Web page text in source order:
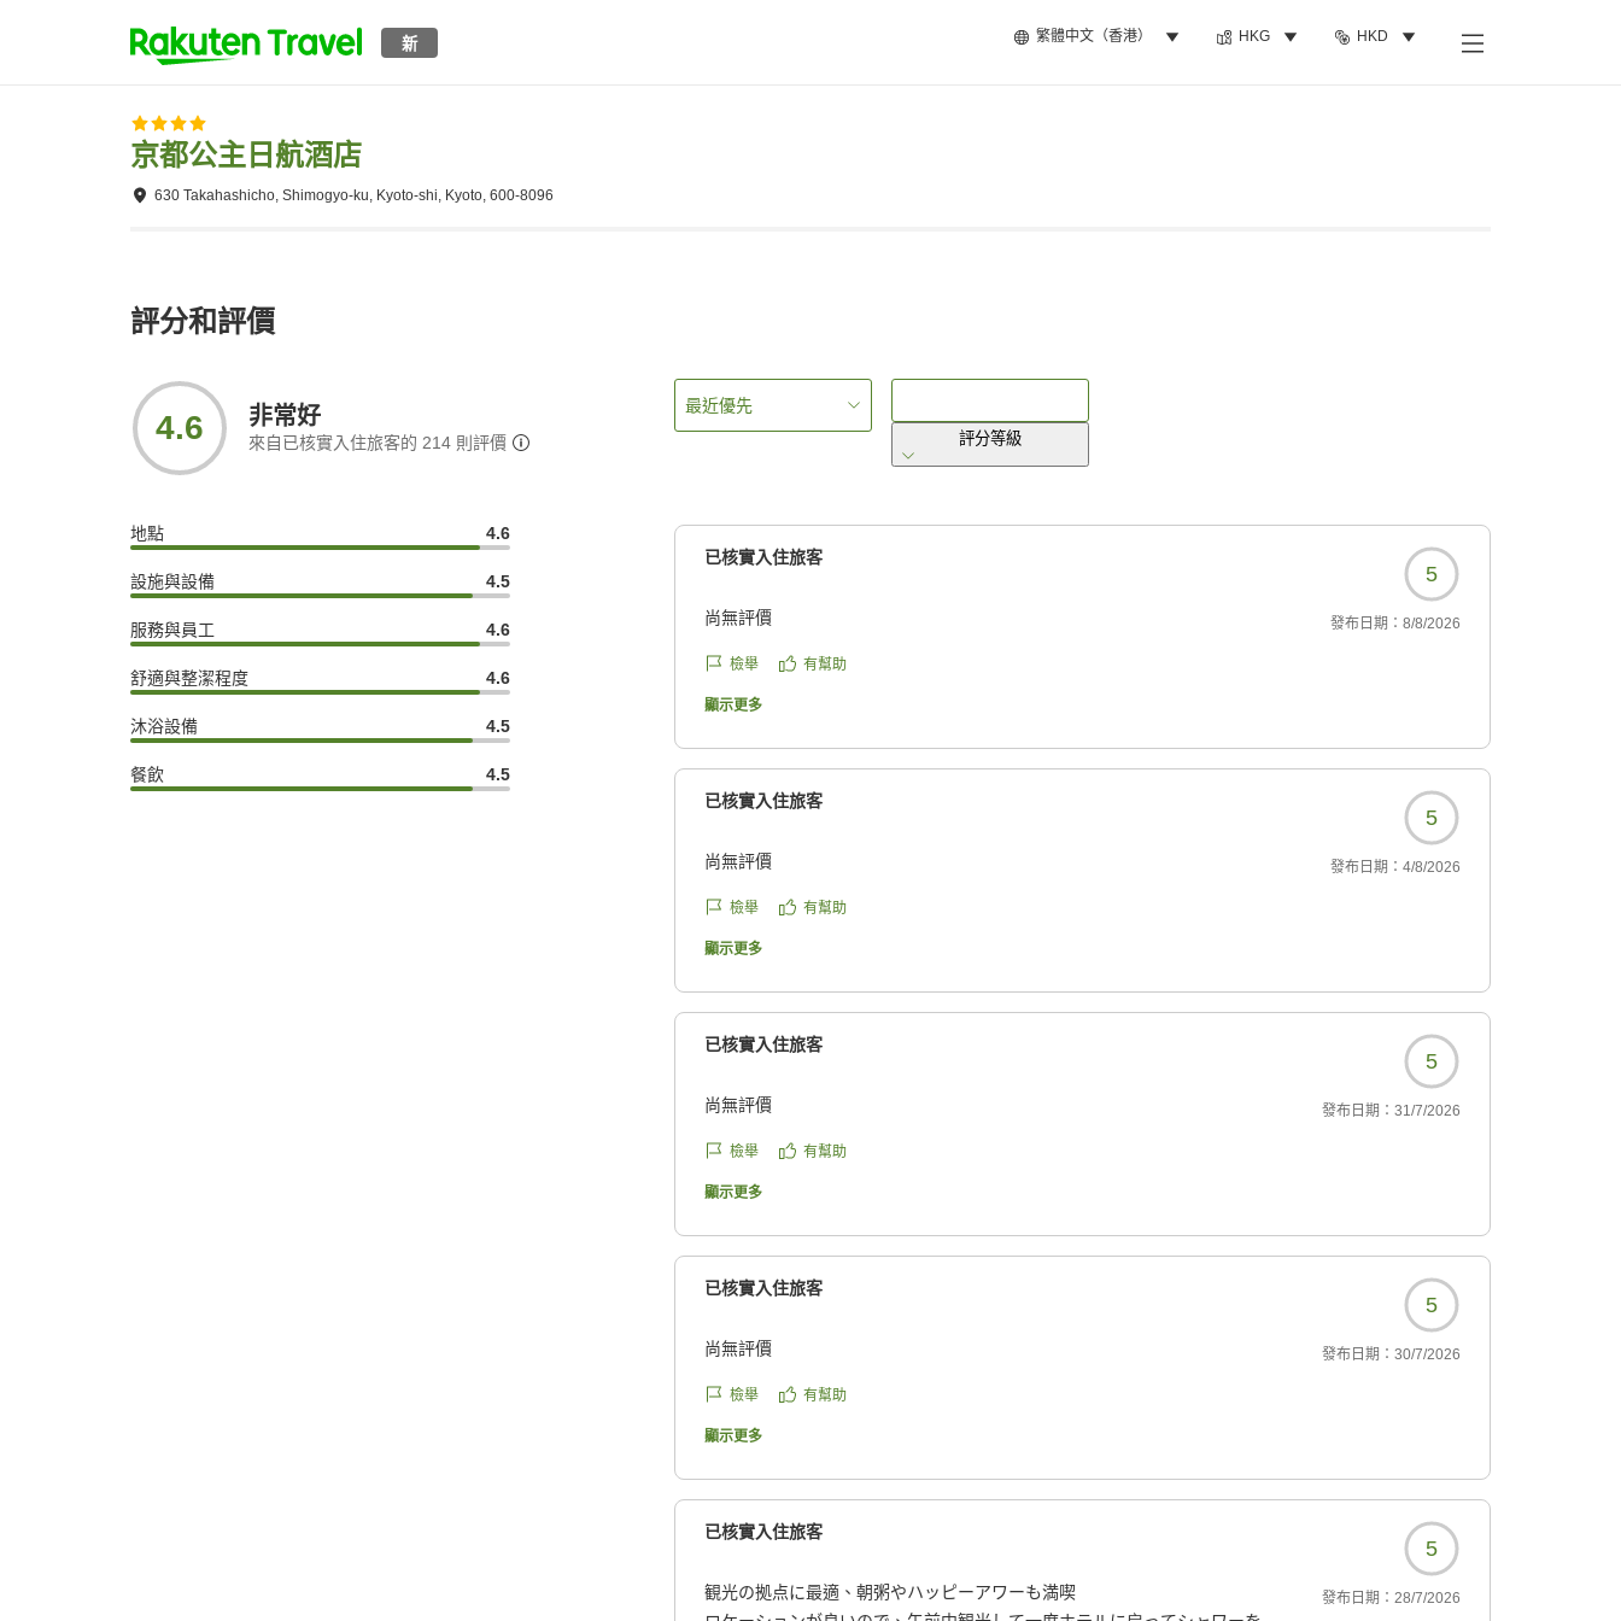
新 繁體中文（香港） HKG HKD
京都公主日航酒店
630 Takahashicho, Shimogyo-ku, Kyoto-shi, Kyoto, 600-8096
評分和評價
4.6 非常好
來自已核實入住旅客的 214 則評價
地點 4.6
設施與設備 4.5
服務與員工 4.6
舒適與整潔程度 4.6
沐浴設備 4.5
餐飲 4.5
最近優先
評分等級
已核實入住旅客
5
尚無評價 發布日期： 8/8/2026
檢舉 有幫助
顯示更多
已核實入住旅客
5
尚無評價 發布日期： 4/8/2026
檢舉 有幫助
顯示更多
已核實入住旅客
5
尚無評價 發布日期： 31/7/2026
檢舉 有幫助
顯示更多
已核實入住旅客
5
尚無評價 發布日期： 30/7/2026
檢舉 有幫助
顯示更多
已核實入住旅客
5
観光の拠点に最適、朝粥やハッピーアワーも満喫
發布日期： 28/7/2026